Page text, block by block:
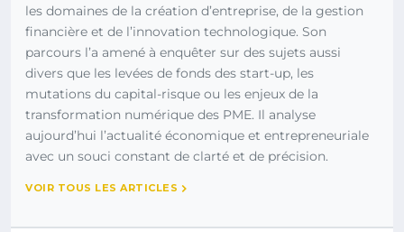
les domaines de la création d’entreprise, de la gestion
financière et de l’innovation technologique. Son
parcours l’a amené à enquêter sur des sujets aussi
divers que les levées de fonds des start-up, les
mutations du capital-risque ou les enjeux de la
transformation numérique des PME. Il analyse
aujourd’hui l’actualité économique et entrepreneuriale
avec un souci constant de clarté et de précision.
VOIR TOUS LES ARTICLES